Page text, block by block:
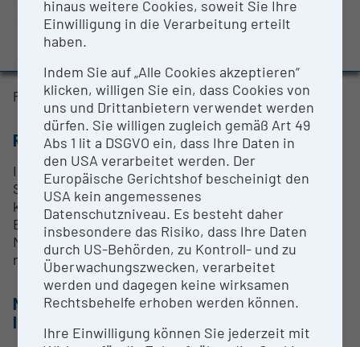
Evaluation Study 2022
Awards and press releases
Orbitrap-Technologie und ETD; gekoppelt mit nano-
HPLC.
CONTACT PERSON
PD Dr. Bettina Sarg
RESEARCH SERVICES
Identifizierung, Quantifizierung und
Strukturaufklärung von Proteinen und Peptiden in
komplexen Mischungen unter besonderer
Berücksichtigung post-translationaler
Modifizierungen. Differentielle Proteomanalysen
mittels Isotopenmarkierung sowie label-free.
METHODS & EXPERTISE FOR RESEARCH
INFRASTRUCTURE
hinaus weitere Cookies, soweit Sie Ihre
Einwilligung in die Verarbeitung erteilt
haben.
Indem Sie auf „Alle Cookies akzeptieren“
klicken, willigen Sie ein, dass Cookies von
uns und Drittanbietern verwendet werden
dürfen. Sie willigen zugleich gemäß Art 49
Abs 1 lit a DSGVO ein, dass Ihre Daten in
den USA verarbeitet werden. Der
Europäische Gerichtshof bescheinigt den
USA kein angemessenes
Datenschutzniveau. Es besteht daher
insbesondere das Risiko, dass Ihre Daten
durch US-Behörden, zu Kontroll- und zu
Überwachungszwecken, verarbeitet
werden und dagegen keine wirksamen
Rechtsbehelfe erhoben werden können.
Ihre Einwilligung können Sie jederzeit mit